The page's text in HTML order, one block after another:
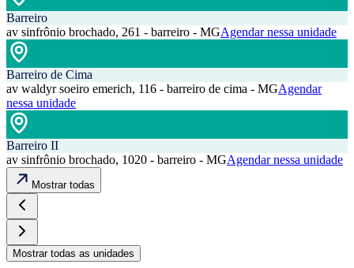
Barreiro
av sinfrônio brochado, 261 - barreiro - MGAgendar nessa unidade
Barreiro de Cima
av waldyr soeiro emerich, 116 - barreiro de cima - MGAgendar
nessa unidade
Barreiro II
av sinfrônio brochado, 1020 - barreiro - MGAgendar nessa unidade
Mostrar todas
Mostrar todas as unidades